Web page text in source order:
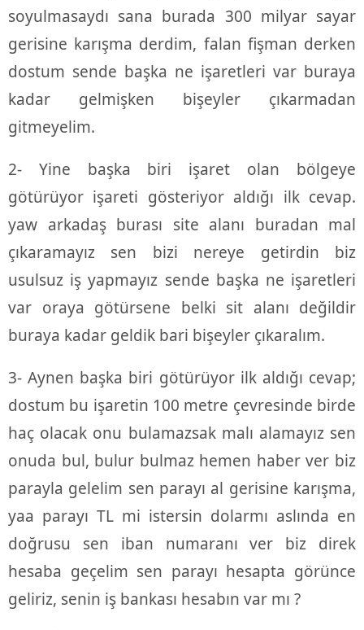
soyulmasaydı sana burada 300 milyar sayar
gerisine karışma derdim, falan fişman derken
dostum sende başka ne işaretleri var buraya
kadar gelmişken bişeyler çıkarmadan
gitmeyelim.
2- Yine başka biri işaret olan bölgeye
götürüyor işareti gösteriyor aldığı ilk cevap.
yaw arkadaş burası site alanı buradan mal
çıkaramayız sen bizi nereye getirdin biz
usulsuz iş yapmayız sende başka ne işaretleri
var oraya götürsene belki sit alanı değildir
buraya kadar geldik bari bişeyler çıkaralım.
3- Aynen başka biri götürüyor ilk aldığı cevap;
dostum bu işaretin 100 metre çevresinde birde
haç olacak onu bulamazsak malı alamayız sen
onuda bul, bulur bulmaz hemen haber ver biz
parayla gelelim sen parayı al gerisine karışma,
yaa parayı TL mi istersin dolarmı aslında en
doğrusu sen iban numaranı ver biz direk
hesaba geçelim sen parayı hesapta görünce
geliriz, senin iş bankası hesabın var mı ?